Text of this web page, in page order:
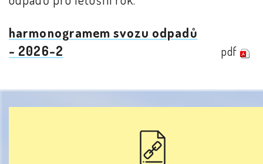
harmonogramem svozu odpadů
- 2026-2
pdf